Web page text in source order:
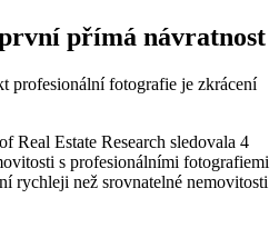
přímá návratnost
profesionální fotografie je zkrácení
Real Estate Research sledovala 4
s profesionálními fotografiemi
rychleji než srovnatelné nemovitosti